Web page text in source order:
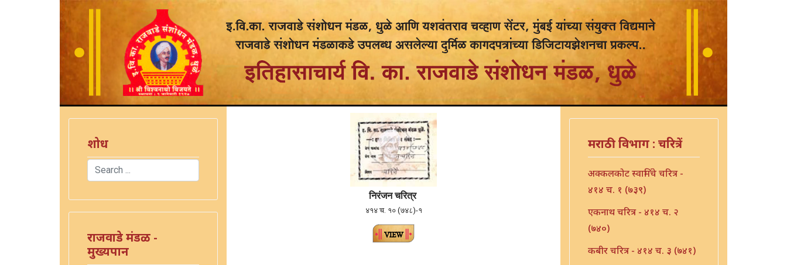
शोध
Search
राजवाडे मंडळ -
मुख्यपान
निरंजन चरित्र
४१४ च. १० (७४८)-१
मराठी विभाग : चरित्रें
अक्कलकोट स्वामिंचे चरित्र -
४१४ च. १ (७३९)
एकनाथ चरित्र - ४१४ च. २
(७४०)
कबीर चरित्र - ४१४ च. ३ (७४१)